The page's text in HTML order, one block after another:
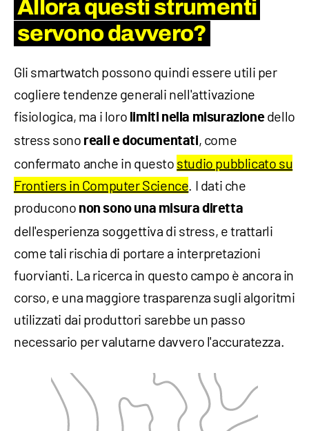
Allora questi strumenti
servono davvero?
Gli smartwatch possono quindi essere utili per
cogliere tendenze generali nell'attivazione
fisiologica, ma i loro limiti nella misurazionedello
stress sono reali e documentati, come
confermato anche in questo studio pubblicato su
Frontiers in Computer Science. I dati che
producono non sono una misura diretta
dell'esperienza soggettiva di stress, e trattarli
come tali rischia di portare a interpretazioni
fuorvianti. La ricerca in questo campo è ancora in
corso, e una maggiore trasparenza sugli algoritmi
utilizzati dai produttori sarebbe un passo
necessario per valutarne davvero l'accuratezza.